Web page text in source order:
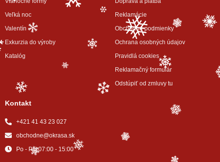
Veľká noc
Valentín
Exkurzia do výroby
Katalóg
Reklamácie
Obchodné podmienky
Ochrana osobných údajov
Pravidlá cookies
Reklamačný formulár
Odstúpiť od zmluvy tu
Kontakt
+421 41 43 23 027
obchodne@okrasa.sk
Po - Pi | 07:00 - 15:00